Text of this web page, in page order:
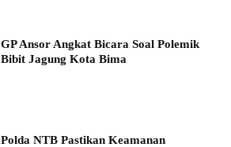
GP Ansor Angkat Bicara Soal Polemik
Bibit Jagung Kota Bima
Polda NTB Pastikan Keamanan